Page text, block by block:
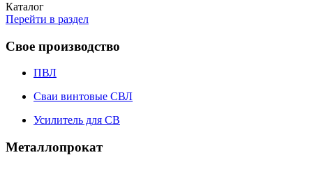
Каталог
Перейти в раздел
Свое производство
ПВЛ
Сваи винтовые СВЛ
Усилитель для СВ
Металлопрокат